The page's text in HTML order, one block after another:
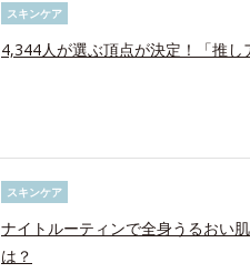
スキンケア
4,344人が選ぶ頂点が決定！「推
スキンケア
ナイトルーティンで全身うるおい
は？